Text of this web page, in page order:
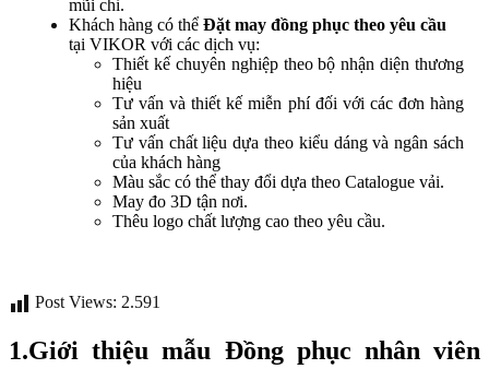
mũi chỉ.
Khách hàng có thể Đặt may đồng phục theo yêu cầu
tại VIKOR với các dịch vụ:
Thiết kế chuyên nghiệp theo bộ nhận diện thương
hiệu
Tư vấn và thiết kế miễn phí đối với các đơn hàng
sản xuất
Tư vấn chất liệu dựa theo kiểu dáng và ngân sách
của khách hàng
Màu sắc có thể thay đổi dựa theo Catalogue vải.
May đo 3D tận nơi.
Thêu logo chất lượng cao theo yêu cầu.
Post Views: 2.591
1.Giới thiệu mẫu Đồng phục nhân viên